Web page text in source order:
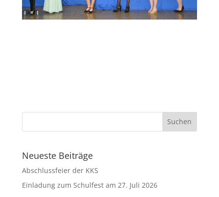
Neueste Beiträge
Abschlussfeier der KKS
Einladung zum Schulfest am 27. Juli 2026